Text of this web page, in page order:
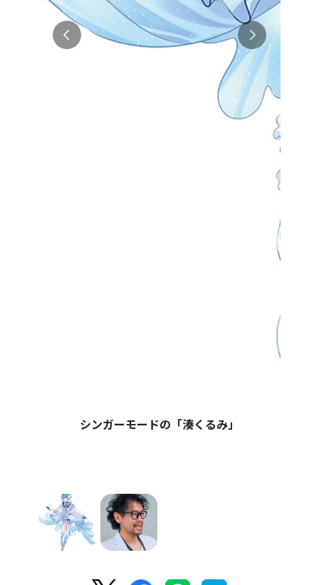
シンガーモードの「湊くるみ」